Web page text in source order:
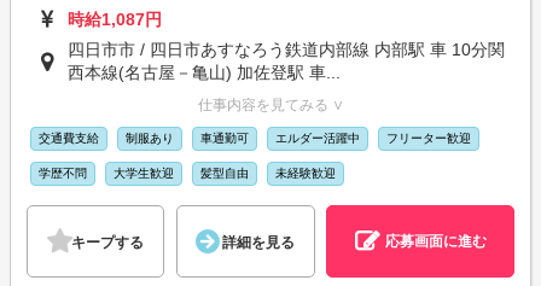
時給1,087円
四日市市 / 四日市あすなろう鉄道内部線 内部駅 車 10分関
西本線(名古屋－亀山) 加佐登駅 車...
仕事内容を見てみる ∨
交通費支給 制服あり 車通勤可 エルダー活躍中 フリーター歓迎
学歴不問 大学生歓迎 髪型自由 未経験歓迎
キープする 詳細を見る 応募画面に進む